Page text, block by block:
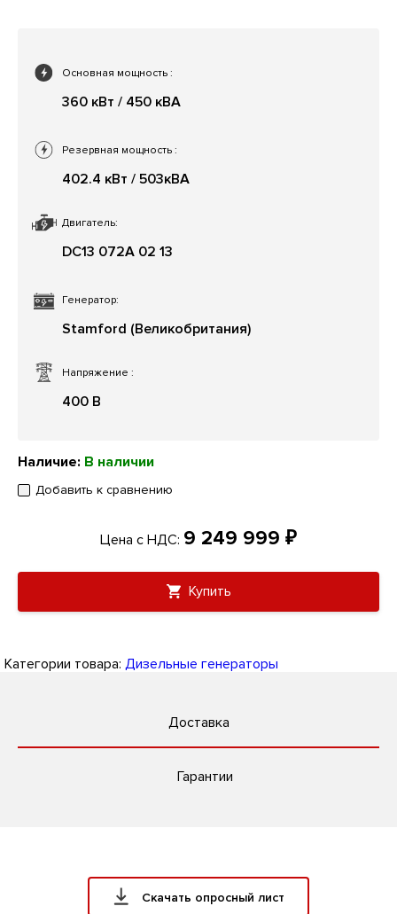
Основная мощность :
360 кВт / 450 кВА
Двигатель:
DC13 072A 02 13
Напряжение :
400 В
Резервная мощность :
402.4 кВт / 503кВА
Генератор:
Stamford (Великобритания)
Наличие: В наличии
Добавить к сравнению
Цена с НДС: 9 249 999 ₽
Купить
Категории товара: Дизельные генераторы
Доставка
Гарантии
Скачать опросный лист